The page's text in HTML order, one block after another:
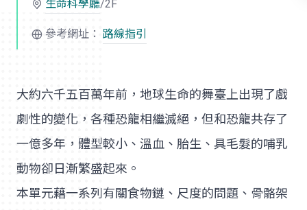
生命科學廳/2F
參考網址： 路線指引
大約六千五百萬年前，地球生命的舞臺上出現了戲
劇性的變化，各種恐龍相繼滅絕，但和恐龍共存了
一億多年，體型較小、溫血、胎生、具毛髮的哺乳
動物卻日漸繁盛起來。
本單元藉一系列有關食物鏈、尺度的問題、骨骼架